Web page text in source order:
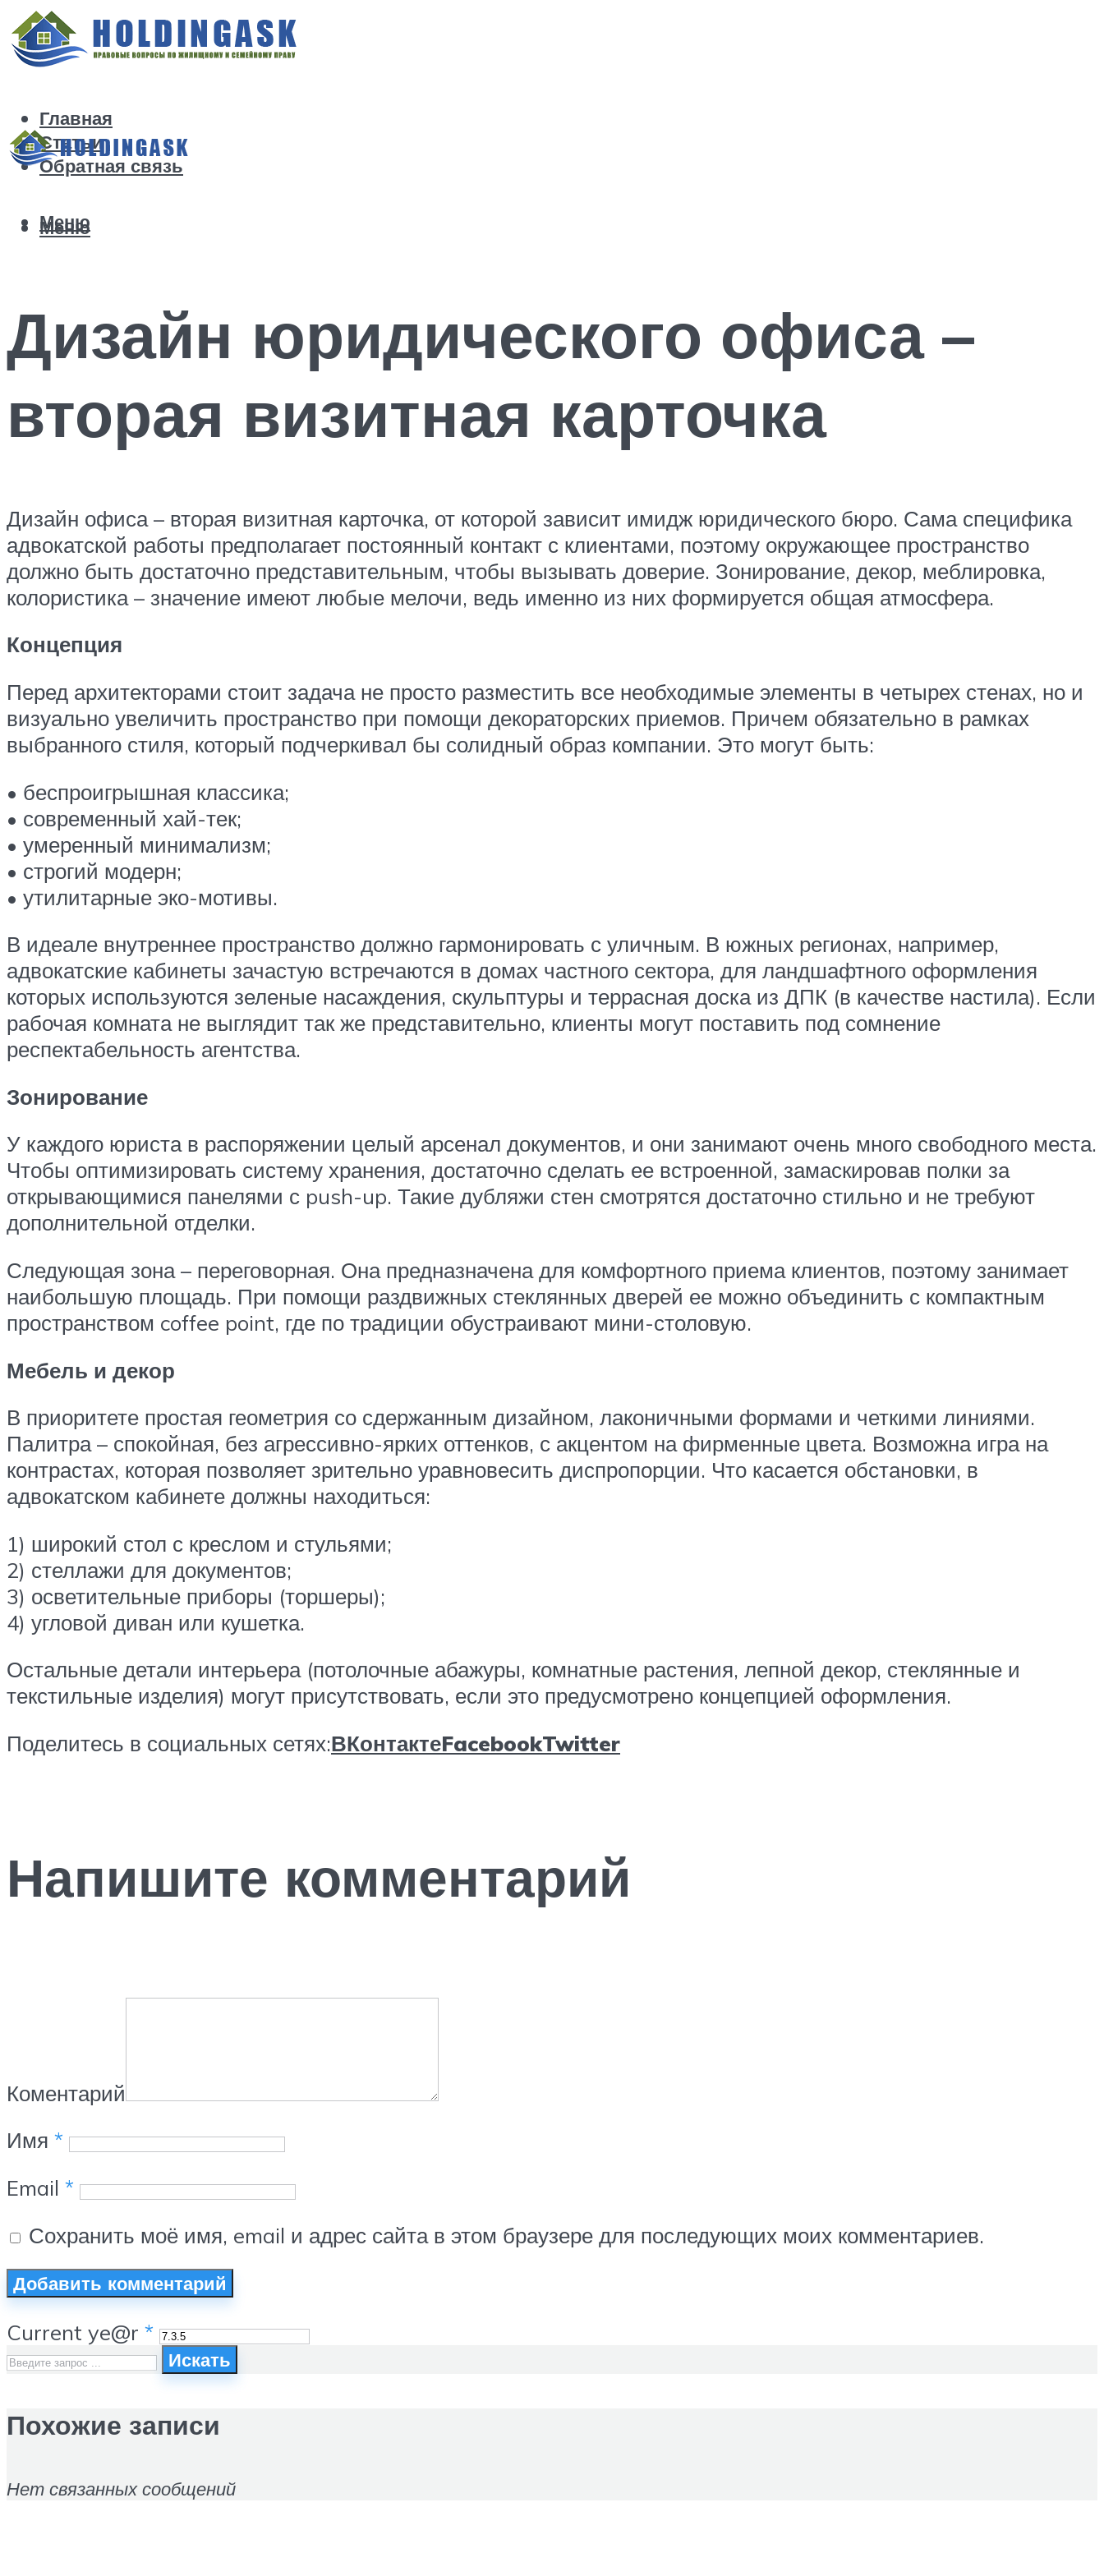
Главная
Статьи
Обратная связь
Меню
Меню
Дизайн юридического офиса –
вторая визитная карточка
Дизайн офиса – вторая визитная карточка, от которой зависит имидж юридического бюро. Сама специфика
адвокатской работы предполагает постоянный контакт с клиентами, поэтому окружающее пространство
должно быть достаточно представительным, чтобы вызывать доверие. Зонирование, декор, меблировка,
колористика – значение имеют любые мелочи, ведь именно из них формируется общая атмосфера.
Концепция
Перед архитекторами стоит задача не просто разместить все необходимые элементы в четырех стенах, но и
визуально увеличить пространство при помощи декораторских приемов. Причем обязательно в рамках
выбранного стиля, который подчеркивал бы солидный образ компании. Это могут быть:
• беспроигрышная классика;
• современный хай-тек;
• умеренный минимализм;
• строгий модерн;
• утилитарные эко-мотивы.
В идеале внутреннее пространство должно гармонировать с уличным. В южных регионах, например,
адвокатские кабинеты зачастую встречаются в домах частного сектора, для ландшафтного оформления
которых используются зеленые насаждения, скульптуры и террасная доска из ДПК (в качестве настила). Если
рабочая комната не выглядит так же представительно, клиенты могут поставить под сомнение
респектабельность агентства.
Зонирование
У каждого юриста в распоряжении целый арсенал документов, и они занимают очень много свободного места.
Чтобы оптимизировать систему хранения, достаточно сделать ее встроенной, замаскировав полки за
открывающимися панелями с push-up. Такие дубляжи стен смотрятся достаточно стильно и не требуют
дополнительной отделки.
Следующая зона – переговорная. Она предназначена для комфортного приема клиентов, поэтому занимает
наибольшую площадь. При помощи раздвижных стеклянных дверей ее можно объединить с компактным
пространством coffee point, где по традиции обустраивают мини-столовую.
Мебель и декор
В приоритете простая геометрия со сдержанным дизайном, лаконичными формами и четкими линиями.
Палитра – спокойная, без агрессивно-ярких оттенков, с акцентом на фирменные цвета. Возможна игра на
контрастах, которая позволяет зрительно уравновесить диспропорции. Что касается обстановки, в
адвокатском кабинете должны находиться:
1) широкий стол с креслом и стульями;
2) стеллажи для документов;
3) осветительные приборы (торшеры);
4) угловой диван или кушетка.
Остальные детали интерьера (потолочные абажуры, комнатные растения, лепной декор, стеклянные и
текстильные изделия) могут присутствовать, если это предусмотрено концепцией оформления.
Поделитесь в социальных сетях:ВКонтактеFacebookTwitter
Напишите комментарий
Коментарий
Имя *
Email *
Сохранить моё имя, email и адрес сайта в этом браузере для последующих моих комментариев.
Current ye@r *
Искать
Похожие записи
Нет связанных сообщений